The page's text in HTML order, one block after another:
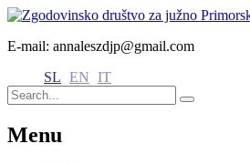
E-mail: annaleszdjp@gmail.com
SL EN IT
Menu